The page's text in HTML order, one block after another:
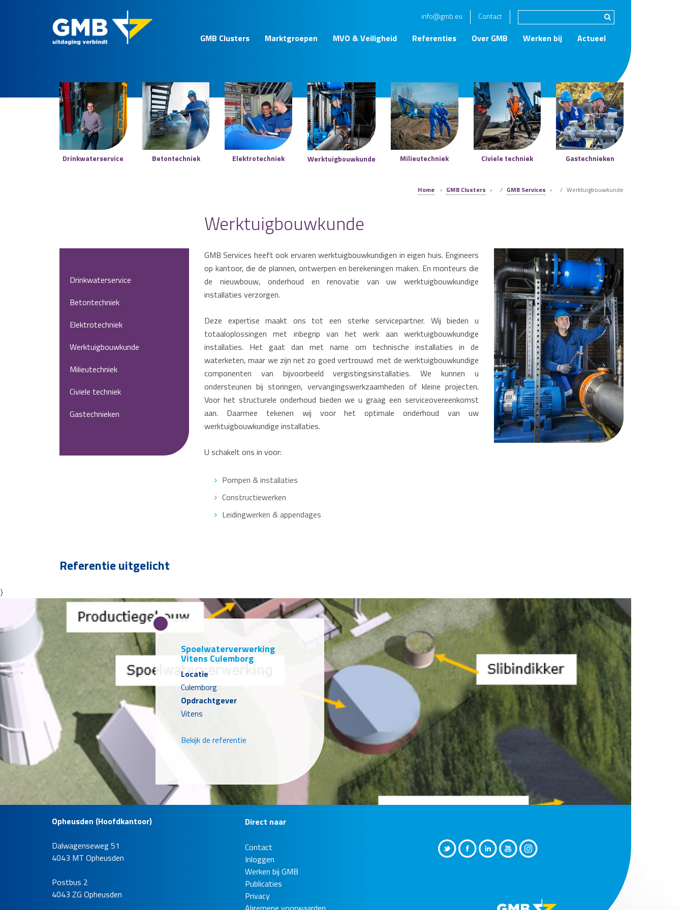
info@gmb.eu Contact
GMB Clusters Marktgroepen MVO & Veiligheid Referenties Over GMB Werken bij Actueel
Drinkwaterservice Betontechniek Elektrotechniek Werktuigbouwkunde Milieutechniek Civiele techniek Gastechnieken
Home › GMB Clusters › GMB Services › Werktuigbouwkunde
Werktuigbouwkunde
GMB Services heeft ook ervaren werktuigbouwkundigen in eigen huis. Engineers
op kantoor, die de plannen, ontwerpen en berekeningen maken. En monteurs die
de nieuwbouw, onderhoud en renovatie van uw werktuigbouwkundige
installaties verzorgen.
Deze expertise maakt ons tot een sterke servicepartner. Wij bieden u
totaaloplossingen met inbegrip van het werk aan werktuigbouwkundige
installaties. Het gaat dan met name om technische installaties in de
waterketen, maar we zijn net zo goed vertrouwd met de werktuigbouwkundige
componenten van bijvoorbeeld vergistingsinstallaties. We kunnen u
ondersteunen bij storingen, vervangingswerkzaamheden of kleine projecten.
Voor het structurele onderhoud bieden we u graag een serviceovereenkomst
aan. Daarmee tekenen wij voor het optimale onderhoud van uw
werktuigbouwkundige installaties.
U schakelt ons in voor:
Pompen & installaties
Constructiewerken
Leidingwerken & appendages
Drinkwaterservice
Betontechniek
Elektrotechniek
Werktuigbouwkunde
Milieutechniek
Civiele techniek
Gastechnieken
Referentie uitgelicht
}
Spoelwaterverwerking
Vitens Culemborg
Locatie
Culemborg
Opdrachtgever
Vitens
Bekijk de referentie
Oplossing lekkage
drinkwaterkelder PWN
Opheusden (Hoofdkantoor)
Dalwagenseweg 51
4043 MT Opheusden
Postbus 2
4043 ZG Opheusden
Direct naar
Contact
Inloggen
Werken bij GMB
Publicaties
Privacy